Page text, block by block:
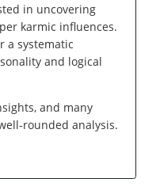
in uncovering
karmic influences.
a systematic
and logical
and many
rounded analysis.